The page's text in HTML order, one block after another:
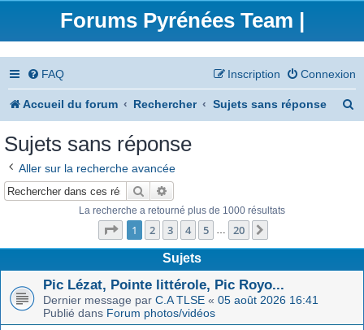
Forums Pyrénées Team |
FAQ Connexion
Inscription
Accueil du forum Rechercher Sujets sans réponse
Sujets sans réponse
Aller sur la recherche avancée
Rechercher
La recherche a retourné plus de 1000 résultats
Page 1sur20
1 2 3 4 5 … 20
Sujets
Pic Lézat, Pointe littérole, Pic Royo...
Dernier message par C.A TLSE « 05 août 2026 16:41
Publié dans Forum photos/vidéos